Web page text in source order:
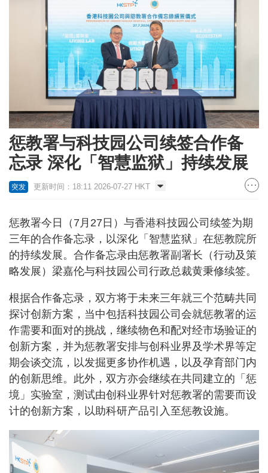
惩教署与科技园公司续签合作备
忘录 深化「智慧监狱」持续发展
突发 更新时间：18:11 2026-07-27 HKT
惩教署今日（7月27日）与香港科技园公司续签为期
三年的合作备忘录，以深化「智慧监狱」在惩教院所
的持续发展。合作备忘录由惩教署副署长（行动及策
略发展）梁嘉伦与科技园公司行政总裁黄秉修续签。
根据合作备忘录，双方将于未来三年就三个范畴共同
探讨创新方案，当中包括科技园公司会就惩教署的运
作需要和面对的挑战，继续物色和配对经市场验证的
创新方案，并为惩教署安排与创科业界及学术界等定
期会谈交流，以发掘更多协作机遇，以及孕育部门内
的创新思维。此外，双方亦会继续在共同建立的「惩
境」实验室，测试由创科业界针对惩教署的需要而设
计的创新方案，以助科研产品引入至惩教设施。